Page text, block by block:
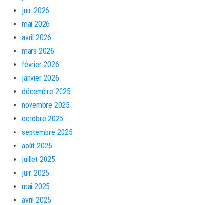
juin 2026
mai 2026
avril 2026
mars 2026
février 2026
janvier 2026
décembre 2025
novembre 2025
octobre 2025
septembre 2025
août 2025
juillet 2025
juin 2025
mai 2025
avril 2025